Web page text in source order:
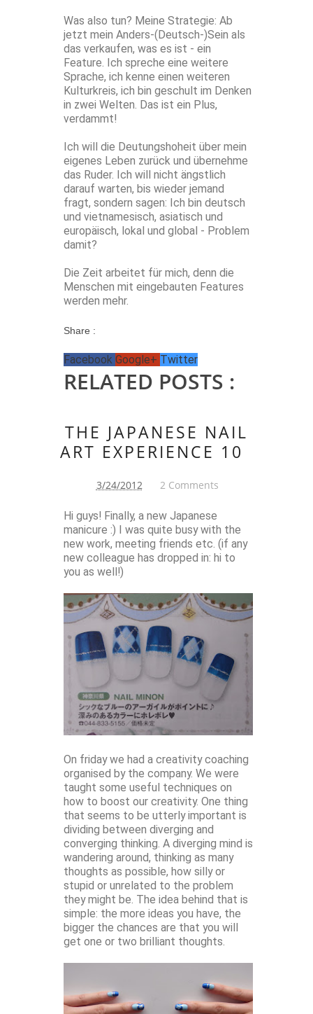
Was also tun? Meine Strategie: Ab
jetzt mein Anders-(Deutsch-)Sein als
das verkaufen, was es ist - ein
Feature. Ich spreche eine weitere
Sprache, ich kenne einen weiteren
Kulturkreis, ich bin geschult im Denken
in zwei Welten. Das ist ein Plus,
verdammt!
Ich will die Deutungshoheit über mein
eigenes Leben zurück und übernehme
das Ruder. Ich will nicht ängstlich
darauf warten, bis wieder jemand
fragt, sondern sagen: Ich bin deutsch
und vietnamesisch, asiatisch und
europäisch, lokal und global - Problem
damit?
Die Zeit arbeitet für mich, denn die
Menschen mit eingebauten Features
werden mehr.
Share :
Facebook Google+ Twitter
RELATED POSTS :
THE JAPANESE NAIL
ART EXPERIENCE 10
3/24/2012 2 Comments
Hi guys! Finally, a new Japanese
manicure :) I was quite busy with the
new work, meeting friends etc. (if any
new colleague has dropped in: hi to
you as well!)
On friday we had a creativity coaching
organised by the company. We were
taught some useful techniques on
how to boost our creativity. One thing
that seems to be utterly important is
dividing between diverging and
converging thinking. A diverging mind is
wandering around, thinking as many
thoughts as possible, how silly or
stupid or unrelated to the problem
they might be. The idea behind that is
simple: the more ideas you have, the
bigger the chances are that you will
get one or two brilliant thoughts.